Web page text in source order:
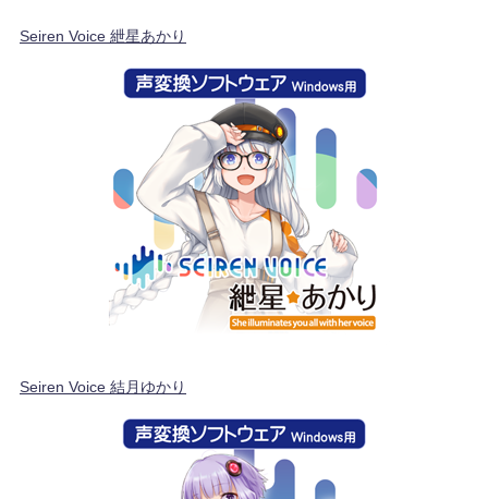
Seiren Voice 紲星あかり
Seiren Voice 結月ゆかり